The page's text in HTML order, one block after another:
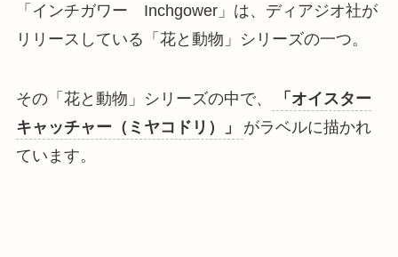
「インチガワー Inchgower」は、ディアジオ社が
リリースしている 「花と動物」シリーズの一つ。
その「花と動物」シリーズの中で、
「オイスター
キャッチャー（ミヤコドリ）」
がラベルに描かれ
ています。